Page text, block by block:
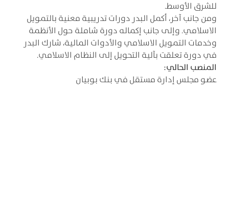
للشرق الأوسط.
ومن جانب آخر، أكمل البدر دورات تدريبية معنية بالتمويل
الاسلامي. وإلى جانب إكماله دورة شاملة حول الأنظمة
وخدمات التمويل الاسلامي والأدوات المالية، شارك البدر
في دورة تعلقت بآلية التحويل إلى النظام الاسلامي.
المنصب الحالي:
عضو مجلس إدارة مستقل في بنك بوبيان